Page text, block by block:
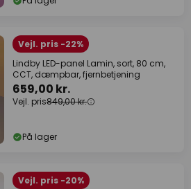
Vejl. pris -22%
Lindby LED-panel Lamin, sort, 80 cm,
CCT, dæmpbar, fjernbetjening
659,00 kr.
Vejl. pris849,00 kr.
På lager
Vejl. pris -20%